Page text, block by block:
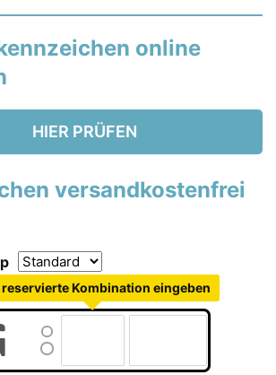
online
HIER PRÜFEN
versandkostenfrei
reservierte Kombination eingeben